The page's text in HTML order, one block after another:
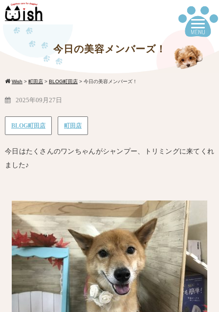
今日の美容メンバーズ！
Wish > 町田店 > BLOG町田店 > 今日の美容メンバーズ！
2025年09月27日
BLOG町田店 町田店
今日はたくさんのワンちゃんがシャンプー、トリミングに来てくれ
ました♪